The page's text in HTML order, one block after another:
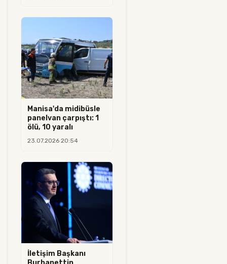
Manisa'da midibüsle
panelvan çarpıştı: 1
ölü, 10 yaralı
23.07.2026 20:54
İletişim Başkanı